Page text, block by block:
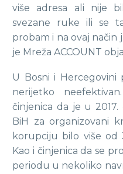
više adresa ali nije
svezane ruke ili se
probam i na ovaj
je Mreža ACCOUNT
U Bosni i Hercegovini
nerijetko
činjenica da je u
BiH za organizovani
korupciju bilo više od
Kao i činjenica da se
periodu u nekoliko